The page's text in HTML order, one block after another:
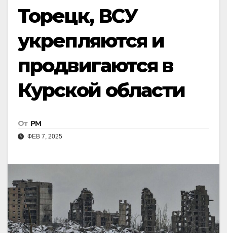
Торецк, ВСУ
укрепляются и
продвигаются в
Курской области
От РМ
ФЕВ 7, 2025